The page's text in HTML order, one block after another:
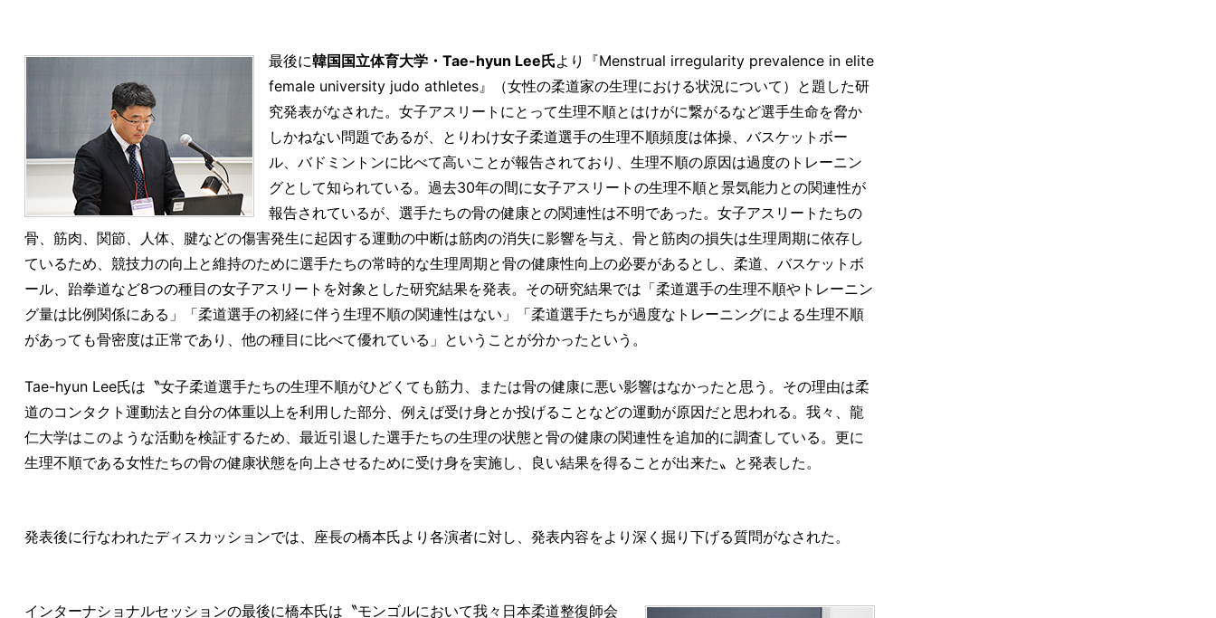
最後に韓国国立体育大学・Tae-hyun Lee氏より『Menstrual irregularity prevalence in elite
female university judo athletes』（女性の柔道家の生理における状況について）と題した研
究発表がなされた。女子アスリートにとって生理不順とはけがに繋がるなど選手生命を脅か
しかねない問題であるが、とりわけ女子柔道選手の生理不順頻度は体操、バスケットボー
ル、バドミントンに比べて高いことが報告されており、生理不順の原因は過度のトレーニン
グとして知られている。過去30年の間に女子アスリートの生理不順と景気能力との関連性が
報告されているが、選手たちの骨の健康との関連性は不明であった。女子アスリートたちの
骨、筋肉、関節、人体、腱などの傷害発生に起因する運動の中断は筋肉の消失に影響を与え、骨と筋肉の損失は生理周期に依存し
ているため、競技力の向上と維持のために選手たちの常時的な生理周期と骨の健康性向上の必要があるとし、柔道、バスケットボ
ール、跆拳道など8つの種目の女子アスリートを対象とした研究結果を発表。その研究結果では「柔道選手の生理不順やトレーニン
グ量は比例関係にある」「柔道選手の初経に伴う生理不順の関連性はない」「柔道選手たちが過度なトレーニングによる生理不順
があっても骨密度は正常であり、他の種目に比べて優れている」ということが分かったという。
Tae-hyun Lee氏は〝女子柔道選手たちの生理不順がひどくても筋力、または骨の健康に悪い影響はなかったと思う。その理由は柔
道のコンタクト運動法と自分の体重以上を利用した部分、例えば受け身とか投げることなどの運動が原因だと思われる。我々、龍
仁大学はこのような活動を検証するため、最近引退した選手たちの生理の状態と骨の健康の関連性を追加的に調査している。更に
生理不順である女性たちの骨の健康状態を向上させるために受け身を実施し、良い結果を得ることが出来た〟と発表した。
発表後に行なわれたディスカッションでは、座長の橋本氏より各演者に対し、発表内容をより深く掘り下げる質問がなされた。
インターナショナルセッションの最後に橋本氏は〝モンゴルにおいて我々日本柔道整復師会